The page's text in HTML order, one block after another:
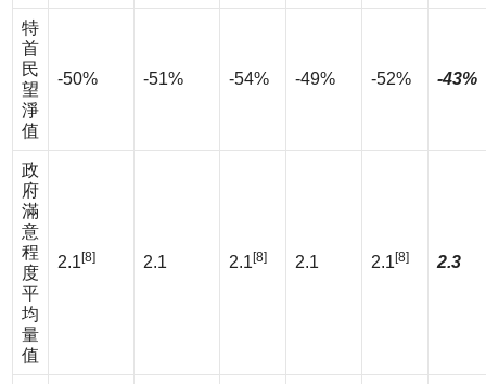
特
首
民
望
淨
值
-50% -51% -54% -49% -52% -43%
政
府
滿
意
程
度
平
均
量
值
2.1 [8] 2.1 2.1 [8] 2.1 2.1 [8] 2.3